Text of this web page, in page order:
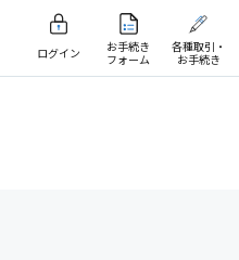
ログイン
お手続き
フォーム
各種取引・
お手続き